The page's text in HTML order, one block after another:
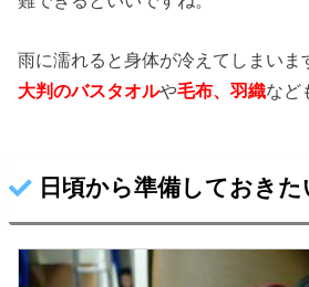
雨に濡れると身体が冷えてしまいま
大判のバスタオルや毛布、羽織など
日頃から準備しておき